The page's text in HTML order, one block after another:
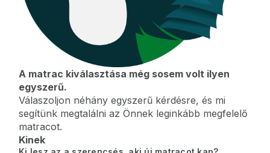
A matrac kiválasztása még sosem volt ilyen
egyszerű.
Válaszoljon néhány egyszerű kérdésre, és mi
segítünk megtalálni az Önnek leginkább megfelelő
matracot.
Kinek